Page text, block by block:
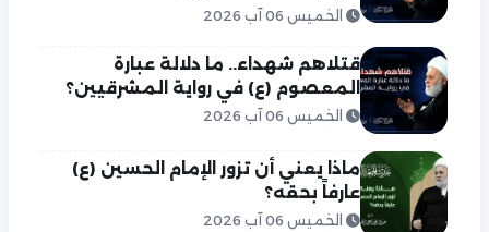
الخميس 06 آب 2026
قتلاهم شهداء.. ما دلالة عبارة
المعصوم (ع) في رواية المشرقيين؟
الخميس 06 آب 2026
ماذا يعني أن تزور الإمام الحسين (ع)
عارفاً بحقه؟
الخميس 06 آب 2026